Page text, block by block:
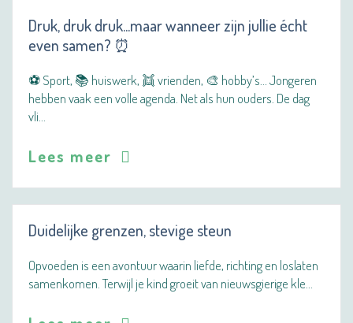
Druk, druk druk...maar wanneer zijn jullie écht
even samen? ⏰
⚽ Sport, 📚 huiswerk, 👯 vrienden, 🎨 hobby’s… Jongeren
hebben vaak een volle agenda. Net als hun ouders. De dag
vli…
Lees meer
Duidelijke grenzen, stevige steun
Opvoeden is een avontuur waarin liefde, richting en loslaten
samenkomen. Terwijl je kind groeit van nieuwsgierige kle…